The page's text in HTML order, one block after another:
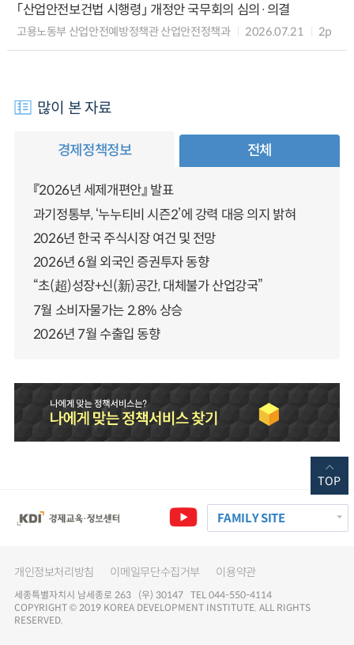
「산업안전보건법 시행령」 개정안 국무회의 심의·의결
고용노동부 산업안전예방정책관 산업안전정책과 2026.07.21 2p
많이 본 자료
경제정책정보 전체
『2026년 세제개편안』 발표
과기정통부, ‘누누티비 시즌2’에 강력 대응 의지 밝혀
2026년 한국 주식시장 여건 및 전망
2026년 6월 외국인 증권투자 동향
“초(超)성장+신(新)공간, 대체불가 산업강국”
7월 소비자물가는 2.8% 상승
2026년 7월 수출입 동향
FAMILY SITE
개인정보처리방침 이메일무단수집거부 이용약관
세종특별자치시 남세종로 263 (우) 30147 TEL 044-550-4114
COPYRIGHT © 2019 KOREA DEVELOPMENT INSTITUTE. ALL RIGHTS
RESERVED.
TOP